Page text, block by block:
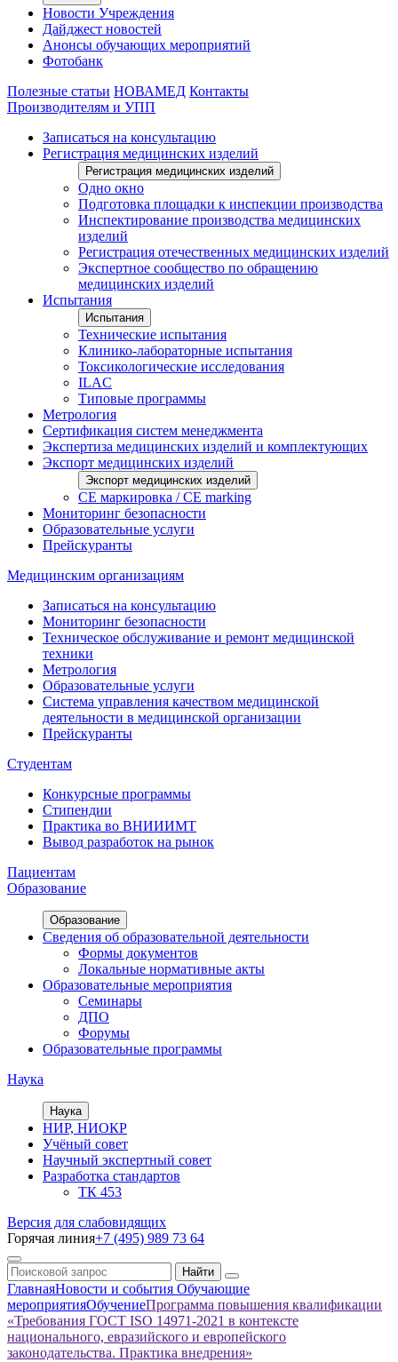
Новости Учреждения
Дайджест новостей
Анонсы обучающих мероприятий
Фотобанк
Полезные статьи НОВАМЕД Контакты
Производителям и УПП
Записаться на консультацию
Регистрация медицинских изделий
Регистрация медицинских изделий
Одно окно
Подготовка площадки к инспекции производства
Инспектирование производства медицинских
изделий
Регистрация отечественных медицинских изделий
Экспертное сообщество по обращению
медицинских изделий
Испытания
Испытания
Технические испытания
Клинико-лабораторные испытания
Токсикологические исследования
ILAС
Типовые программы
Метрология
Сертификация систем менеджмента
Экспертиза медицинских изделий и комплектующих
Экспорт медицинских изделий
Экспорт медицинских изделий
CE маркировка / CE marking
Мониторинг безопасности
Образовательные услуги
Прейскуранты
Медицинским организациям
Записаться на консультацию
Мониторинг безопасности
Техническое обслуживание и ремонт медицинской
техники
Метрология
Образовательные услуги
Система управления качеством медицинской
деятельности в медицинской организации
Прейскуранты
Студентам
Конкурсные программы
Стипендии
Практика во ВНИИИМТ
Вывод разработок на рынок
Пациентам
Образование
Образование
Сведения об образовательной деятельности
Формы документов
Локальные нормативные акты
Образовательные мероприятия
Семинары
ДПО
Форумы
Образовательные программы
Наука
Наука
НИР, НИОКР
Учёный совет
Научный экспертный совет
Разработка стандартов
ТК 453
Версия для слабовидящих
Горячая линия+7 (495) 989 73 64
ГлавнаяНовости и события Обучающие
мероприятияОбучениеПрограмма повышения квалификации
«Требования ГОСТ ISO 14971-2021 в контексте
национального, евразийского и европейского
законодательства. Практика внедрения»